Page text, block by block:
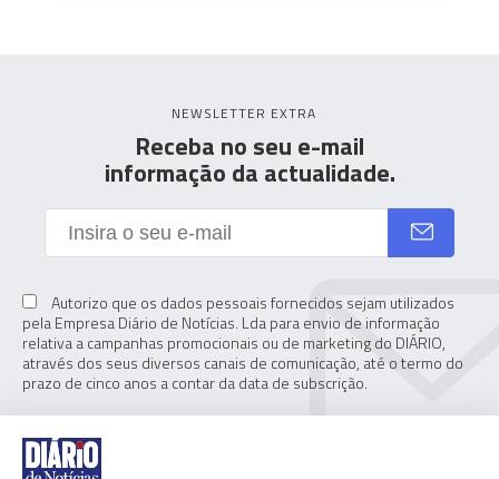
NEWSLETTER EXTRA
Receba no seu e-mail
informação da actualidade.
Autorizo que os dados pessoais fornecidos sejam utilizados
pela Empresa Diário de Notícias. Lda para envio de informação
relativa a campanhas promocionais ou de marketing do DIÁRIO,
através dos seus diversos canais de comunicação, até o termo do
prazo de cinco anos a contar da data de subscrição.